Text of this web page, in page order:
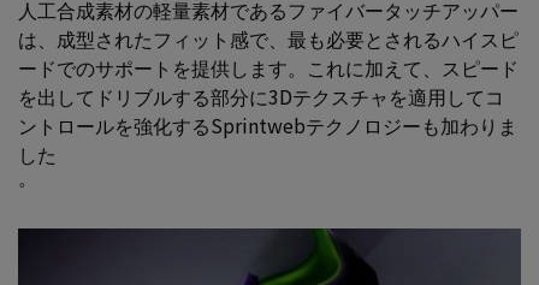
人工合成素材の軽量素材であるファイバータッチアッパー
は、成型されたフィット感で、最も必要とされるハイスピ
ードでのサポートを提供します。これに加えて、スピード
を出してドリブルする部分に3Dテクスチャを適用してコ
ントロールを強化するSprintwebテクノロジーも加わりま
した
。